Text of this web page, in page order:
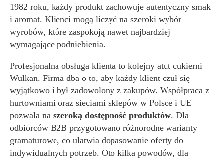
1982 roku, każdy produkt zachowuje autentyczny smak
i aromat. Klienci mogą liczyć na szeroki wybór
wyrobów, które zaspokoją nawet najbardziej
wymagające podniebienia.
Profesjonalna obsługa klienta to kolejny atut cukierni
Wulkan. Firma dba o to, aby każdy klient czuł się
wyjątkowo i był zadowolony z zakupów. Współpraca z
hurtowniami oraz sieciami sklepów w Polsce i UE
pozwala na szeroką dostępność produktów. Dla
odbiorców B2B przygotowano różnorodne warianty
gramaturowe, co ułatwia dopasowanie oferty do
indywidualnych potrzeb. Oto kilka powodów, dla